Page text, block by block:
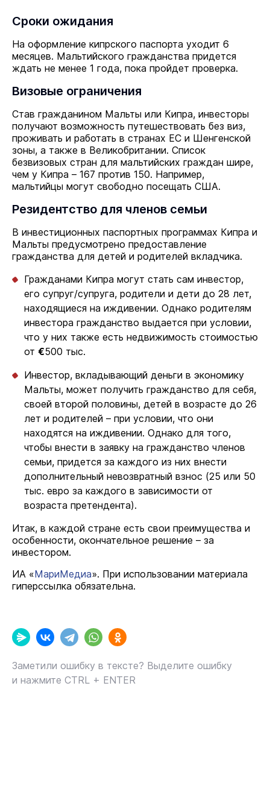
Сроки ожидания
На оформление кипрского паспорта уходит 6
месяцев. Мальтийского гражданства придется
ждать не менее 1 года, пока пройдет проверка.
Визовые ограничения
Став гражданином Мальты или Кипра, инвесторы
получают возможность путешествовать без виз,
проживать и работать в странах ЕС и Шенгенской
зоны, а также в Великобритании. Список
безвизовых стран для мальтийских граждан шире,
чем у Кипра – 167 против 150. Например,
мальтийцы могут свободно посещать США.
Резидентство для членов семьи
В инвестиционных паспортных программах Кипра и
Мальты предусмотрено предоставление
гражданства для детей и родителей вкладчика.
Гражданами Кипра могут стать сам инвестор,
его супруг/супруга, родители и дети до 28 лет,
находящиеся на иждивении. Однако родителям
инвестора гражданство выдается при условии,
что у них также есть недвижимость стоимостью
от €500 тыс.
Инвестор, вкладывающий деньги в экономику
Мальты, может получить гражданство для себя,
своей второй половины, детей в возрасте до 26
лет и родителей – при условии, что они
находятся на иждивении. Однако для того,
чтобы внести в заявку на гражданство членов
семьи, придется за каждого из них внести
дополнительный невозвратный взнос (25 или 50
тыс. евро за каждого в зависимости от
возраста претендента).
Итак, в каждой стране есть свои преимущества и
особенности, окончательное решение – за
инвестором.
ИА «МариМедиа». При использовании материала
гиперссылка обязательна.
Заметили ошибку в тексте? Выделите ошибку
и нажмите CTRL + ENTER